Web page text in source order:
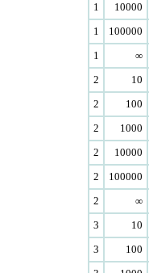
1
10000
1
100000
1
∞
2
10
2
100
2
1000
2
10000
2
100000
2
∞
3
10
3
100